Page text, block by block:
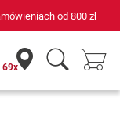
serwisowych
69x